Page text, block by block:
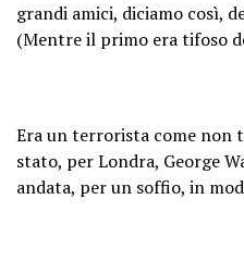
grandi amici, diciamo così,
(Mentre il primo era tifoso
Era un terrorista come non
stato, per Londra, George
andata, per un soffio, in